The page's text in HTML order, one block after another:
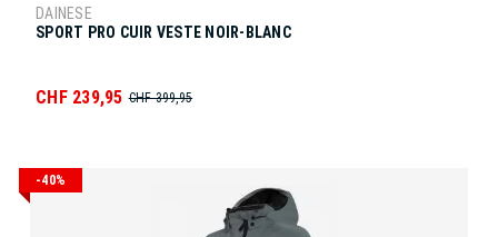
DAINESE
SPORT PRO CUIR VESTE NOIR-BLANC
CHF 399,95
CHF 239,95
-40%